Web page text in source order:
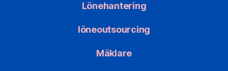
Lönehantering
löneoutsourcing
Mäklare